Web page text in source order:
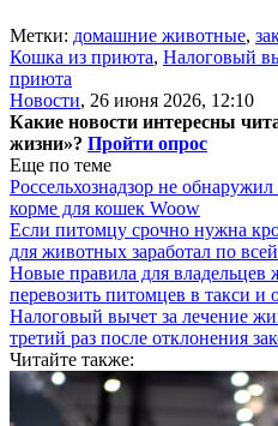
Метки: домашние животные,
Кошка из приюта, Налоговый
приюта
Новости, 26 июня 2026, 12:10
Какие новости интересны
жизни»? Пройти опрос
Еще по теме
Россельхознадзор не
корме для кошек Woow
Если питомцу срочно нужна
для животных заработал по
Новые правила для владельцев
перевозить питомцев в такси и
Налоговый вычет за лечение
третий раз после отклонения
Читайте также: